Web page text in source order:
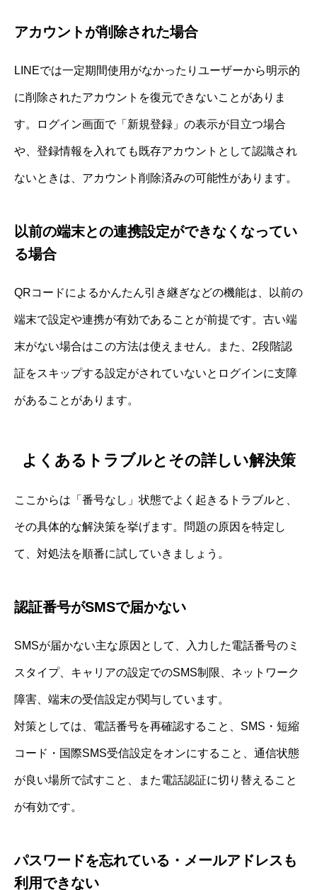
アカウントが削除された場合
LINEでは一定期間使用がなかったりユーザーから明示的
に削除されたアカウントを復元できないことがありま
す。ログイン画面で「新規登録」の表示が目立つ場合
や、登録情報を入れても既存アカウントとして認識され
ないときは、アカウント削除済みの可能性があります。
以前の端末との連携設定ができなくなってい
る場合
QRコードによるかんたん引き継ぎなどの機能は、以前の
端末で設定や連携が有効であることが前提です。古い端
末がない場合はこの方法は使えません。また、2段階認
証をスキップする設定がされていないとログインに支障
があることがあります。
よくあるトラブルとその詳しい解決策
ここからは「番号なし」状態でよく起きるトラブルと、
その具体的な解決策を挙げます。問題の原因を特定し
て、対処法を順番に試していきましょう。
認証番号がSMSで届かない
SMSが届かない主な原因として、入力した電話番号のミ
スタイプ、キャリアの設定でのSMS制限、ネットワーク
障害、端末の受信設定が関与しています。
対策としては、電話番号を再確認すること、SMS・短縮
コード・国際SMS受信設定をオンにすること、通信状態
が良い場所で試すこと、また電話認証に切り替えること
が有効です。
パスワードを忘れている・メールアドレスも
利用できない